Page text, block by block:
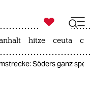

taz zahl ich
hitze ceuta
Söders ganz